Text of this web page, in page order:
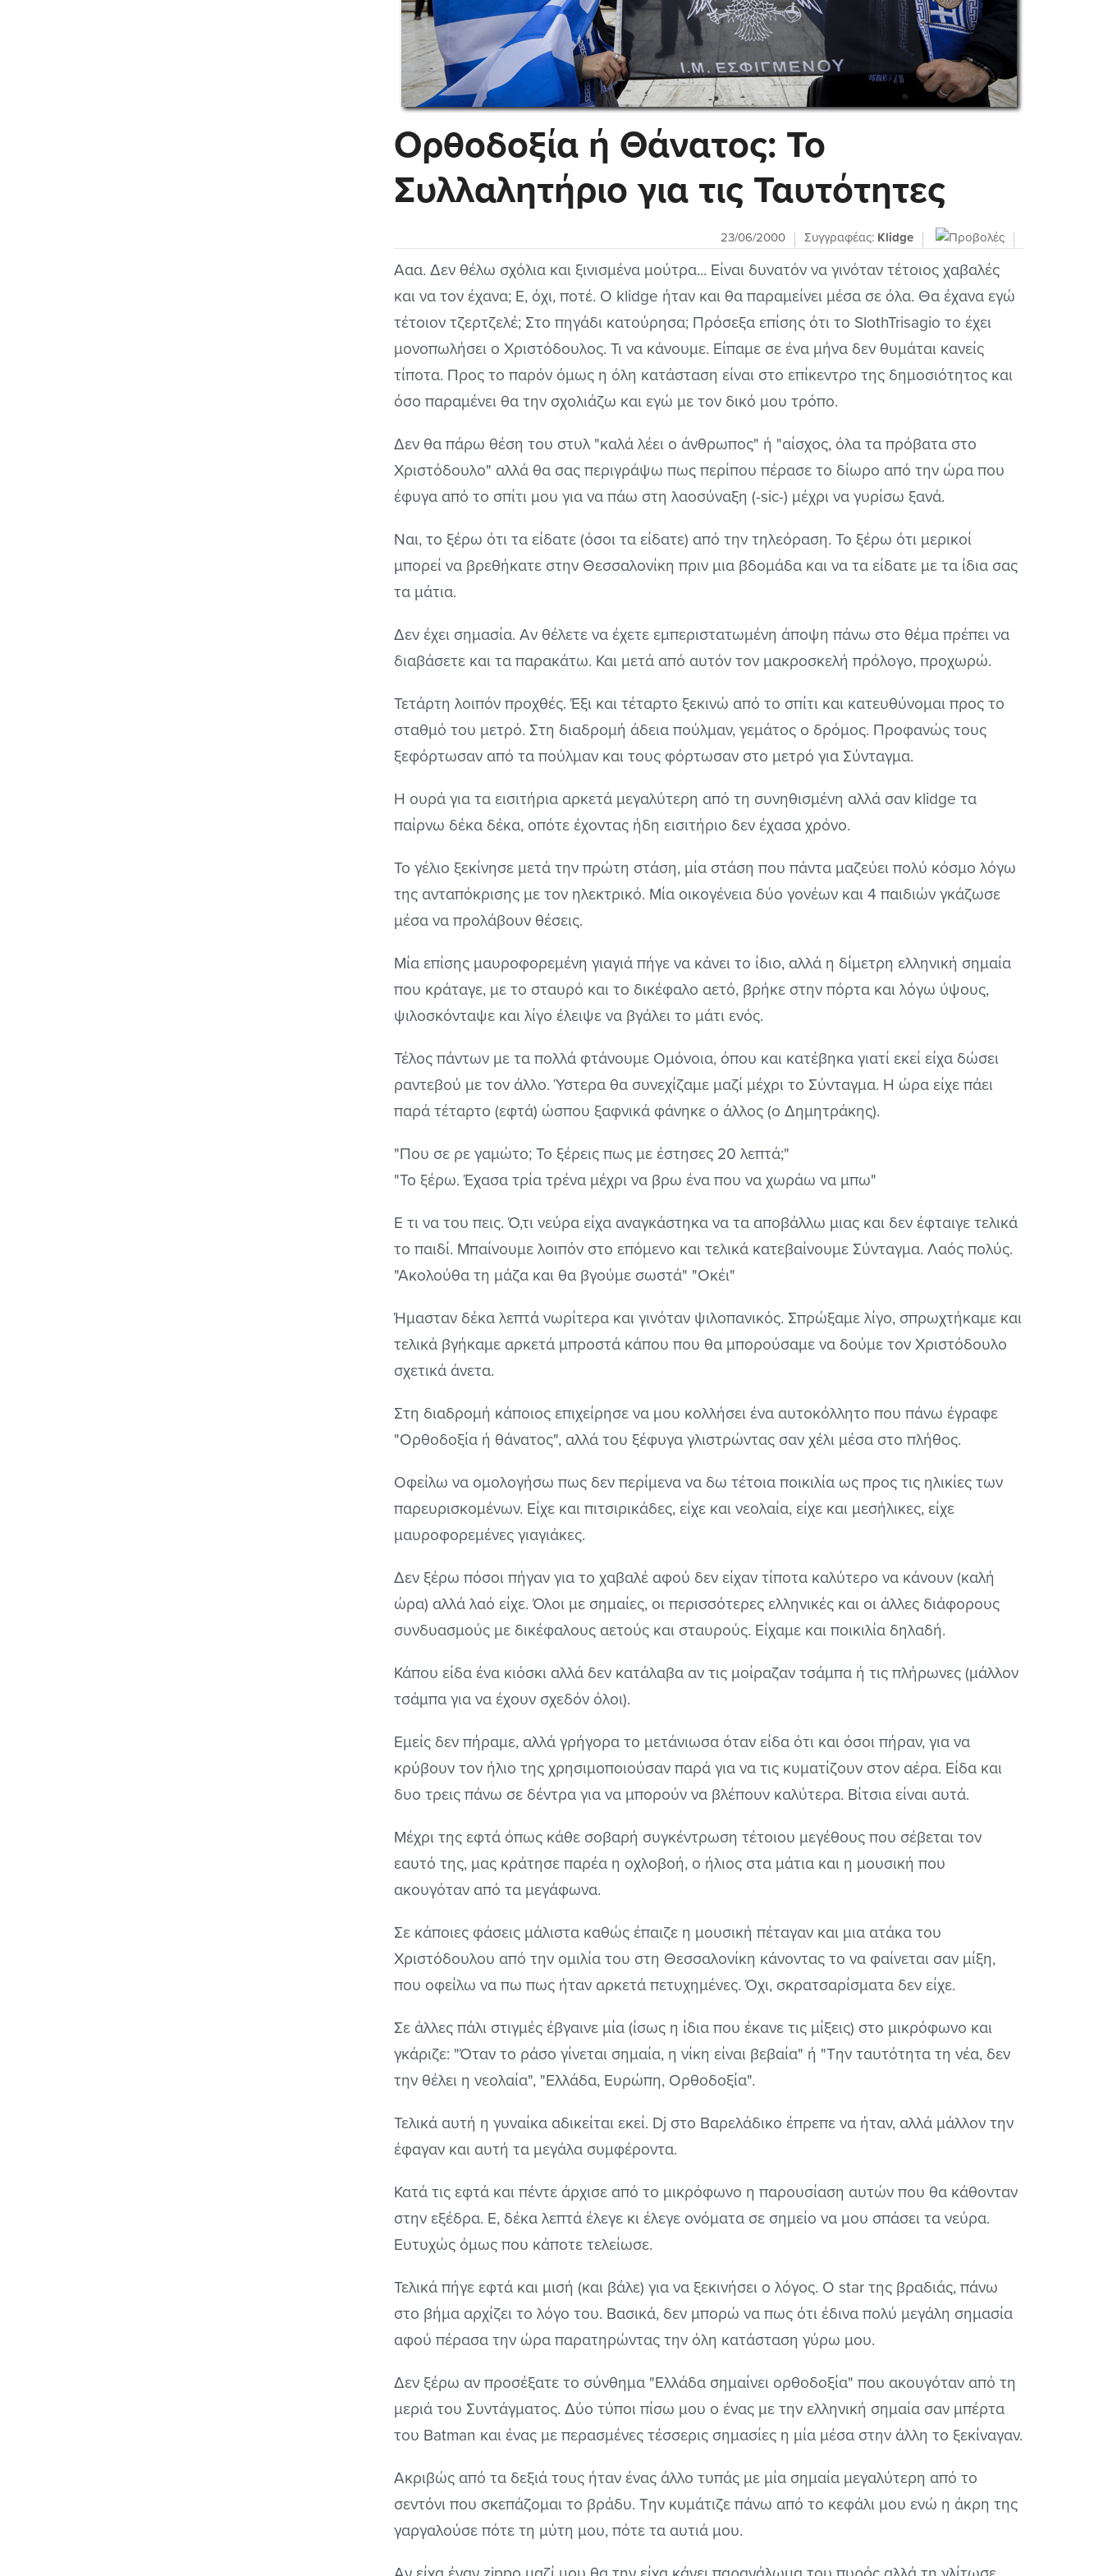
Ορθοδοξία ή Θάνατος: Το
Συλλαλητήριο για τις Ταυτότητες
23/06/2000 Συγγραφέας: Klidge
Ααα. Δεν θέλω σχόλια και ξινισμένα μούτρα... Είναι δυνατόν να γινόταν τέτοιος χαβαλές
και να τον έχανα; Ε, όχι, ποτέ. Ο klidge ήταν και θα παραμείνει μέσα σε όλα. Θα έχανα εγώ
τέτοιον τζερτζελέ; Στο πηγάδι κατούρησα; Πρόσεξα επίσης ότι το SlothTrisagio το έχει
μονοπωλήσει ο Χριστόδουλος. Τι να κάνουμε. Είπαμε σε ένα μήνα δεν θυμάται κανείς
τίποτα. Προς το παρόν όμως η όλη κατάσταση είναι στο επίκεντρο της δημοσιότητος και
όσο παραμένει θα την σχολιάζω και εγώ με τον δικό μου τρόπο.
Δεν θα πάρω θέση του στυλ "καλά λέει ο άνθρωπος" ή "αίσχος, όλα τα πρόβατα στο
Χριστόδουλο" αλλά θα σας περιγράψω πως περίπου πέρασε το δίωρο από την ώρα που
έφυγα από το σπίτι μου για να πάω στη λαοσύναξη (-sic-) μέχρι να γυρίσω ξανά.
Ναι, το ξέρω ότι τα είδατε (όσοι τα είδατε) από την τηλεόραση. Το ξέρω ότι μερικοί
μπορεί να βρεθήκατε στην Θεσσαλονίκη πριν μια βδομάδα και να τα είδατε με τα ίδια σας
τα μάτια.
Δεν έχει σημασία. Αν θέλετε να έχετε εμπεριστατωμένη άποψη πάνω στο θέμα πρέπει να
διαβάσετε και τα παρακάτω. Και μετά από αυτόν τον μακροσκελή πρόλογο, προχωρώ.
Τετάρτη λοιπόν προχθές. Έξι και τέταρτο ξεκινώ από το σπίτι και κατευθύνομαι προς το
σταθμό του μετρό. Στη διαδρομή άδεια πούλμαν, γεμάτος ο δρόμος. Προφανώς τους
ξεφόρτωσαν από τα πούλμαν και τους φόρτωσαν στο μετρό για Σύνταγμα.
Η ουρά για τα εισιτήρια αρκετά μεγαλύτερη από τη συνηθισμένη αλλά σαν klidge τα
παίρνω δέκα δέκα, οπότε έχοντας ήδη εισιτήριο δεν έχασα χρόνο.
Το γέλιο ξεκίνησε μετά την πρώτη στάση, μία στάση που πάντα μαζεύει πολύ κόσμο λόγω
της ανταπόκρισης με τον ηλεκτρικό. Μία οικογένεια δύο γονέων και 4 παιδιών γκάζωσε
μέσα να προλάβουν θέσεις.
Μία επίσης μαυροφορεμένη γιαγιά πήγε να κάνει το ίδιο, αλλά η δίμετρη ελληνική σημαία
που κράταγε, με το σταυρό και το δικέφαλο αετό, βρήκε στην πόρτα και λόγω ύψους,
ψιλοσκόνταψε και λίγο έλειψε να βγάλει το μάτι ενός.
Τέλος πάντων με τα πολλά φτάνουμε Ομόνοια, όπου και κατέβηκα γιατί εκεί είχα δώσει
ραντεβού με τον άλλο. Ύστερα θα συνεχίζαμε μαζί μέχρι το Σύνταγμα. Η ώρα είχε πάει
παρά τέταρτο (εφτά) ώσπου ξαφνικά φάνηκε ο άλλος (ο Δημητράκης).
"Που σε ρε γαμώτο; Το ξέρεις πως με έστησες 20 λεπτά;"
"Το ξέρω. Έχασα τρία τρένα μέχρι να βρω ένα που να χωράω να μπω"
Ε τι να του πεις. Ό,τι νεύρα είχα αναγκάστηκα να τα αποβάλλω μιας και δεν έφταιγε τελικά
το παιδί. Μπαίνουμε λοιπόν στο επόμενο και τελικά κατεβαίνουμε Σύνταγμα. Λαός πολύς.
"Ακολούθα τη μάζα και θα βγούμε σωστά" "Οκέι"
Ήμασταν δέκα λεπτά νωρίτερα και γινόταν ψιλοπανικός. Σπρώξαμε λίγο, σπρωχτήκαμε και
τελικά βγήκαμε αρκετά μπροστά κάπου που θα μπορούσαμε να δούμε τον Χριστόδουλο
σχετικά άνετα.
Στη διαδρομή κάποιος επιχείρησε να μου κολλήσει ένα αυτοκόλλητο που πάνω έγραφε
"Ορθοδοξία ή θάνατος", αλλά του ξέφυγα γλιστρώντας σαν χέλι μέσα στο πλήθος.
Οφείλω να ομολογήσω πως δεν περίμενα να δω τέτοια ποικιλία ως προς τις ηλικίες των
παρευρισκομένων. Είχε και πιτσιρικάδες, είχε και νεολαία, είχε και μεσήλικες, είχε
μαυροφορεμένες γιαγιάκες.
Δεν ξέρω πόσοι πήγαν για το χαβαλέ αφού δεν είχαν τίποτα καλύτερο να κάνουν (καλή
ώρα) αλλά λαό είχε. Όλοι με σημαίες, οι περισσότερες ελληνικές και οι άλλες διάφορους
συνδυασμούς με δικέφαλους αετούς και σταυρούς. Είχαμε και ποικιλία δηλαδή.
Κάπου είδα ένα κιόσκι αλλά δεν κατάλαβα αν τις μοίραζαν τσάμπα ή τις πλήρωνες (μάλλον
τσάμπα για να έχουν σχεδόν όλοι).
Εμείς δεν πήραμε, αλλά γρήγορα το μετάνιωσα όταν είδα ότι και όσοι πήραν, για να
κρύβουν τον ήλιο της χρησιμοποιούσαν παρά για να τις κυματίζουν στον αέρα. Είδα και
δυο τρεις πάνω σε δέντρα για να μπορούν να βλέπουν καλύτερα. Βίτσια είναι αυτά.
Μέχρι της εφτά όπως κάθε σοβαρή συγκέντρωση τέτοιου μεγέθους που σέβεται τον
εαυτό της, μας κράτησε παρέα η οχλοβοή, ο ήλιος στα μάτια και η μουσική που
ακουγόταν από τα μεγάφωνα.
Σε κάποιες φάσεις μάλιστα καθώς έπαιζε η μουσική πέταγαν και μια ατάκα του
Χριστόδουλου από την ομιλία του στη Θεσσαλονίκη κάνοντας το να φαίνεται σαν μίξη,
που οφείλω να πω πως ήταν αρκετά πετυχημένες. Όχι, σκρατσαρίσματα δεν είχε.
Σε άλλες πάλι στιγμές έβγαινε μία (ίσως η ίδια που έκανε τις μίξεις) στο μικρόφωνο και
γκάριζε: "Όταν το ράσο γίνεται σημαία, η νίκη είναι βεβαία" ή "Την ταυτότητα τη νέα, δεν
την θέλει η νεολαία", "Ελλάδα, Ευρώπη, Ορθοδοξία".
Τελικά αυτή η γυναίκα αδικείται εκεί. Dj στο Βαρελάδικο έπρεπε να ήταν, αλλά μάλλον την
έφαγαν και αυτή τα μεγάλα συμφέροντα.
Κατά τις εφτά και πέντε άρχισε από το μικρόφωνο η παρουσίαση αυτών που θα κάθονταν
στην εξέδρα. Ε, δέκα λεπτά έλεγε κι έλεγε ονόματα σε σημείο να μου σπάσει τα νεύρα.
Ευτυχώς όμως που κάποτε τελείωσε.
Τελικά πήγε εφτά και μισή (και βάλε) για να ξεκινήσει ο λόγος. Ο star της βραδιάς, πάνω
στο βήμα αρχίζει το λόγο του. Βασικά, δεν μπορώ να πως ότι έδινα πολύ μεγάλη σημασία
αφού πέρασα την ώρα παρατηρώντας την όλη κατάσταση γύρω μου.
Δεν ξέρω αν προσέξατε το σύνθημα "Ελλάδα σημαίνει ορθοδοξία" που ακουγόταν από τη
μεριά του Συντάγματος. Δύο τύποι πίσω μου ο ένας με την ελληνική σημαία σαν μπέρτα
του Batman και ένας με περασμένες τέσσερις σημασίες η μία μέσα στην άλλη το ξεκίναγαν.
Ακριβώς από τα δεξιά τους ήταν ένας άλλο τυπάς με μία σημαία μεγαλύτερη από το
σεντόνι που σκεπάζομαι το βράδυ. Την κυμάτιζε πάνω από το κεφάλι μου ενώ η άκρη της
γαργαλούσε πότε τη μύτη μου, πότε τα αυτιά μου.